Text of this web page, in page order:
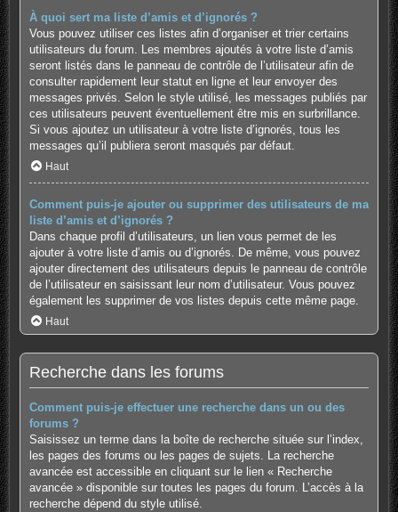
À quoi sert ma liste d’amis et d’ignorés ?
Vous pouvez utiliser ces listes afin d’organiser et trier certains
utilisateurs du forum. Les membres ajoutés à votre liste d’amis
seront listés dans le panneau de contrôle de l’utilisateur afin de
consulter rapidement leur statut en ligne et leur envoyer des
messages privés. Selon le style utilisé, les messages publiés par
ces utilisateurs peuvent éventuellement être mis en surbrillance.
Si vous ajoutez un utilisateur à votre liste d’ignorés, tous les
messages qu’il publiera seront masqués par défaut.
Haut
Comment puis-je ajouter ou supprimer des utilisateurs de ma
liste d’amis et d’ignorés ?
Dans chaque profil d’utilisateurs, un lien vous permet de les
ajouter à votre liste d’amis ou d’ignorés. De même, vous pouvez
ajouter directement des utilisateurs depuis le panneau de contrôle
de l’utilisateur en saisissant leur nom d’utilisateur. Vous pouvez
également les supprimer de vos listes depuis cette même page.
Haut
Recherche dans les forums
Comment puis-je effectuer une recherche dans un ou des
forums ?
Saisissez un terme dans la boîte de recherche située sur l’index,
les pages des forums ou les pages de sujets. La recherche
avancée est accessible en cliquant sur le lien « Recherche
avancée » disponible sur toutes les pages du forum. L’accès à la
recherche dépend du style utilisé.